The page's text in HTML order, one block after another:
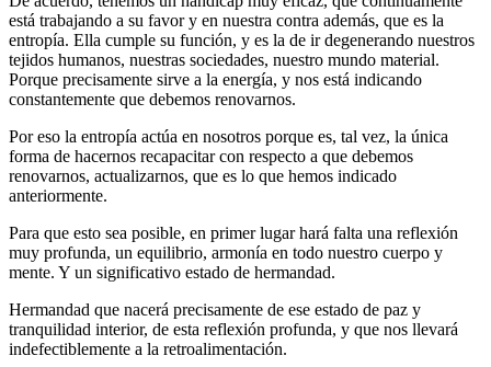
está trabajando a su favor y en nuestra contra además, que es la
entropía. Ella cumple su función, y es la de ir degenerando nuestros
tejidos humanos, nuestras sociedades, nuestro mundo material.
Porque precisamente sirve a la energía, y nos está indicando
constantemente que debemos renovarnos.
Por eso la entropía actúa en nosotros porque es, tal vez, la única
forma de hacernos recapacitar con respecto a que debemos
renovarnos, actualizarnos, que es lo que hemos indicado
anteriormente.
Para que esto sea posible, en primer lugar hará falta una reflexión
muy profunda, un equilibrio, armonía en todo nuestro cuerpo y
mente. Y un significativo estado de hermandad.
Hermandad que nacerá precisamente de ese estado de paz y
tranquilidad interior, de esta reflexión profunda, y que nos llevará
indefectiblemente a la retroalimentación.